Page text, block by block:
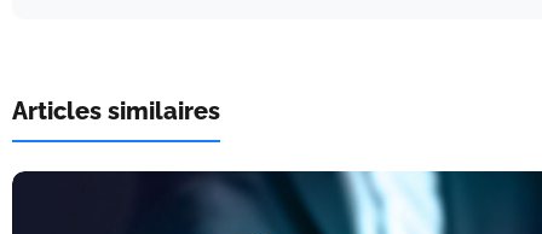
Articles similaires